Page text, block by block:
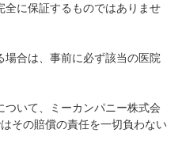
に保証するものではありませ
合は、事前に必ず該当の医院
いて、ミーカンパニー株式会
その賠償の責任を一切負わない